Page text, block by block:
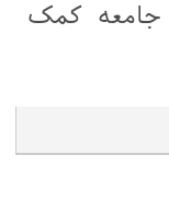
جامعه کمک